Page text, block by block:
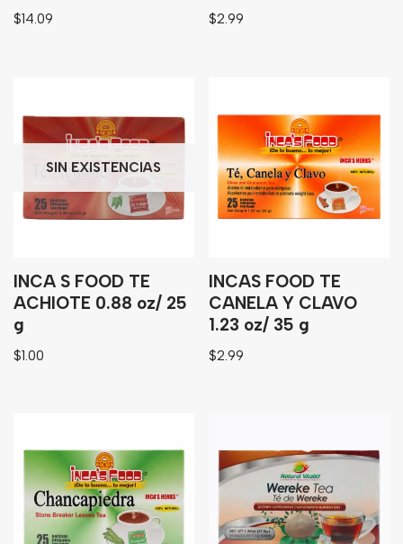
$14.09 $2.99
SIN EXISTENCIAS
INCA S FOOD TE
ACHIOTE 0.88 oz/ 25
g
$1.00
INCAS FOOD TE
CANELA Y CLAVO
1.23 oz/ 35 g
$2.99